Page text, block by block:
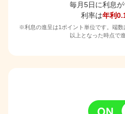
毎月5日に利息が
利率は年利
※利息の進呈は1ポイント単位です。端数
以上となった時点で